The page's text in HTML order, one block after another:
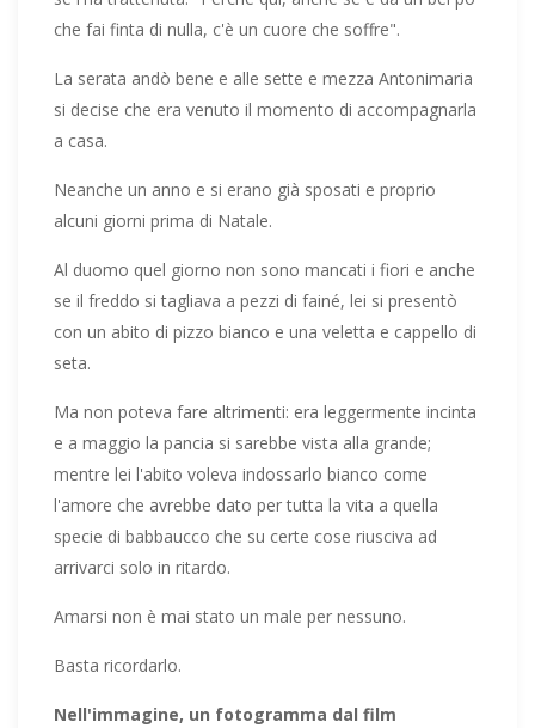
che fai finta di nulla, c'è un cuore che soffre".
La serata andò bene e alle sette e mezza Antonimaria
si decise che era venuto il momento di accompagnarla
a casa.
Neanche un anno e si erano già sposati e proprio
alcuni giorni prima di Natale.
Al duomo quel giorno non sono mancati i fiori e anche
se il freddo si tagliava a pezzi di fainé, lei si presentò
con un abito di pizzo bianco e una veletta e cappello di
seta.
Ma non poteva fare altrimenti: era leggermente incinta
e a maggio la pancia si sarebbe vista alla grande;
mentre lei l'abito voleva indossarlo bianco come
l'amore che avrebbe dato per tutta la vita a quella
specie di babbaucco che su certe cose riusciva ad
arrivarci solo in ritardo.
Amarsi non è mai stato un male per nessuno.
Basta ricordarlo.
Nell'immagine, un fotogramma dal film